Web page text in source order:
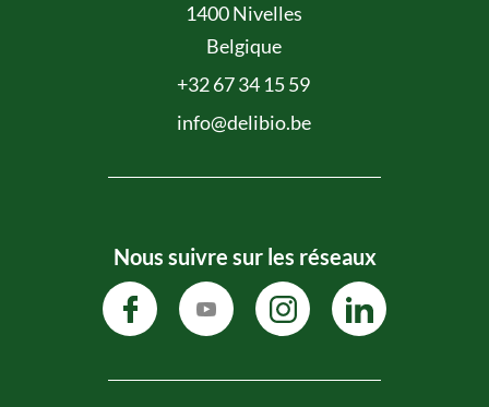
1400 Nivelles
Belgique
+32 67 34 15 59
info@delibio.be
Nous suivre sur les réseaux